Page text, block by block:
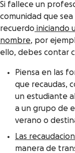
Si fallece un
comunidad que
recuerdo iniciando
nombre, por
ello, debes contar
Piensa en las
que recaudas,
un estudiante
a un grupo de
verano o
Las
manera de